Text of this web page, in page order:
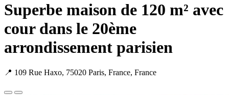
Superbe maison de 120 m² avec
cour dans le 20ème
arrondissement parisien
📍 109 Rue Haxo, 75020 Paris, France, France